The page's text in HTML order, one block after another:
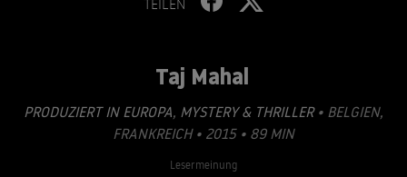
TEILEN
Taj Mahal
PRODUZIERT IN EUROPA, MYSTERY & THRILLER• BELGIEN,
FRANKREICH • 2015 • 89 MIN
Lesermeinung